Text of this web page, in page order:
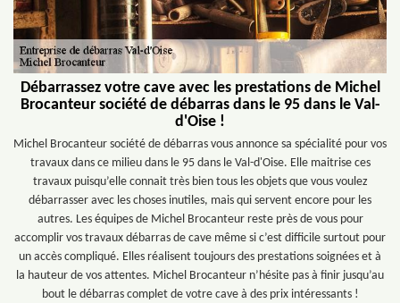
Débarrassez votre cave avec les prestations de Michel
Brocanteur société de débarras dans le 95 dans le Val-
d'Oise !
Michel Brocanteur société de débarras vous annonce sa spécialité pour vos
travaux dans ce milieu dans le 95 dans le Val-d'Oise. Elle maitrise ces
travaux puisqu’elle connait très bien tous les objets que vous voulez
débarrasser avec les choses inutiles, mais qui servent encore pour les
autres. Les équipes de Michel Brocanteur reste près de vous pour
accomplir vos travaux débarras de cave même si c’est difficile surtout pour
un accès compliqué. Elles réalisent toujours des prestations soignées et à
la hauteur de vos attentes. Michel Brocanteur n’hésite pas à finir jusqu’au
bout le débarras complet de votre cave à des prix intéressants !